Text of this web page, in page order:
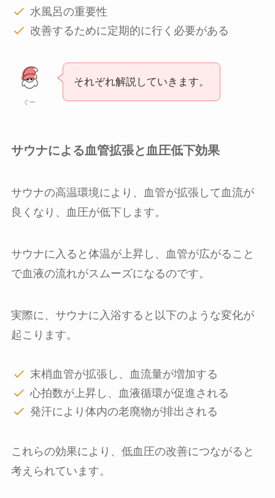
水風呂の重要性
改善するために定期的に行く必要がある
ぐー
それぞれ解説していきます。
サウナによる血管拡張と血圧低下効果
サウナの高温環境により、血管が拡張して血流が
良くなり、血圧が低下します。
サウナに入ると体温が上昇し、血管が広がること
で血液の流れがスムーズになるのです。
実際に、サウナに入浴すると以下のような変化が
起こります。
末梢血管が拡張し、血流量が増加する
心拍数が上昇し、血液循環が促進される
発汗により体内の老廃物が排出される
これらの効果により、低血圧の改善につながると
考えられています。